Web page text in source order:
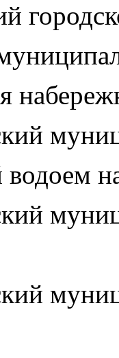
водоем